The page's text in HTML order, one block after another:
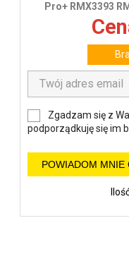
Pro+ RMX3393
Zgadzam się z
podporządkuję się im
POWIADOM MNIE